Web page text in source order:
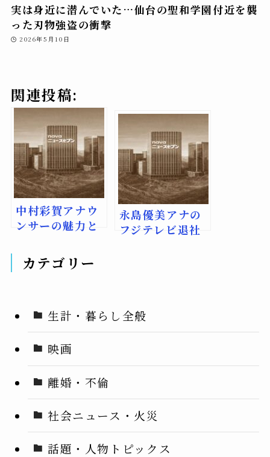
実は身近に潜んでいた…仙台の聖和学園付近を襲
った刃物強盗の衝撃
2026年5月10日
関連投稿:
中村彩賀アナウ
ンサーの魅力と
永島優美アナの
フジテレビ退社
カテゴリー
生計・暮らし全般
映画
離婚・不倫
社会ニュース・火災
話題・人物トピックス